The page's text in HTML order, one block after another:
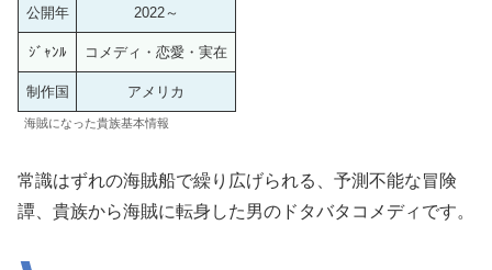
公開年 2022～
ｼﾞｬﾝﾙ コメディ・恋愛・実在
制作国 アメリカ
海賊になった貴族基本情報
常識はずれの海賊船で繰り広げられる、予測不能な冒険
譚、貴族から海賊に転身した男のドタバタコメディです。